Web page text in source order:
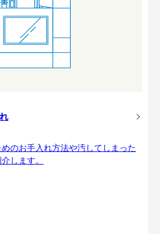
のお手入れ方法や汚してしまった
します。